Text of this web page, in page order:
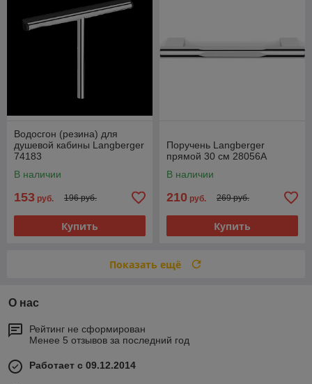
Водосгон (резина) для
душевой кабины Langberger
74183
В наличии
153 руб. 196 руб.
Купить
Поручень Langberger
прямой 30 см 28056A
В наличии
210 руб. 269 руб.
Купить
Показать ещё
О нас
Рейтинг не сформирован
Менее 5 отзывов за последний год
Работает с 09.12.2014